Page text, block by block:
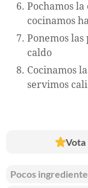
Pochamos
cocinamos
Ponemos
caldo
Cocinamos
servimos
Vota
Pocos